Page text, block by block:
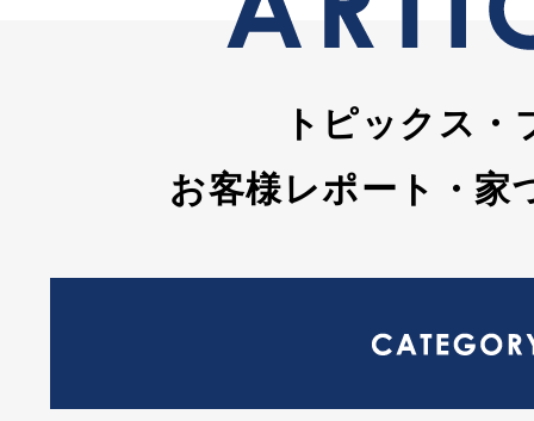
トピックス・
お客様レポート・家